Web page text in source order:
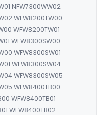
NFW7300WW02
WFW8200TW00
WFW8200TW01
WFW8300SW00
WFW8300SW01
WFW8300SW04
WFW8300SW05
WFW8400TB00
WFW8400TB01
WFW8400TB02